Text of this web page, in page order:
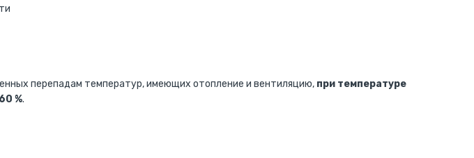
перепадам температур, имеющих отопление и вентиляцию, при температуре
%.